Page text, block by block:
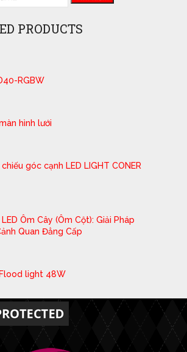
PRODUCTS
RGBW
hình lưới
góc cạnh LED LIGHT CONER
Ôm Cây (Ôm Cột): Giải Pháp
Quan Đẳng Cấp
light 48W